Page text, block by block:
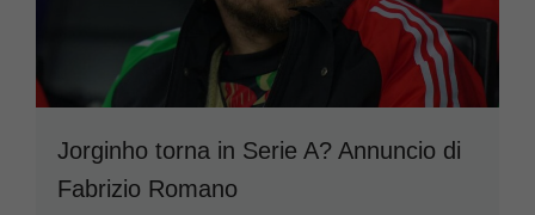
Jorginho torna in Serie A? Annuncio di
Fabrizio Romano